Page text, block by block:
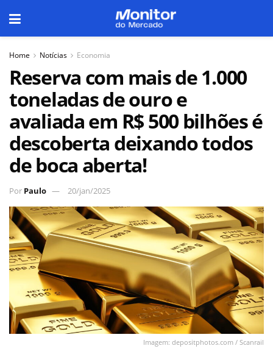
Home Notícias Economia
Reserva com mais de 1.000
toneladas de ouro e
avaliada em R$ 500 bilhões é
descoberta deixando todos
de boca aberta!
Por Paulo 20/jan/2025
Imagem: depositphotos.com / Scanrail